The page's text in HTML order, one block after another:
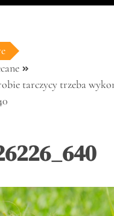
tarczycy trzeba